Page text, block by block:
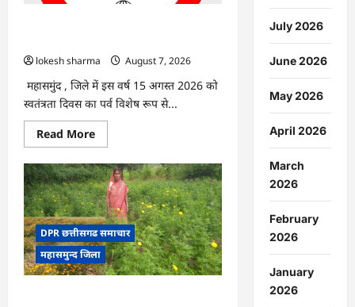
कार्यशाला
आयोजित
lokesh sharma
August 7, 2026
महासमुंद , जिले में इस वर्ष 15 अगस्त 2026 को
स्वतंत्रता दिवस का पर्व विशेष रूप से...
Read MoreRead
more
CG
:
15
अगस्त
को
जिले
में
आजादी
का
जश्न
साक्षरता
DPR छत्तीसगढ समाचार
महासमुन्द जिला
July 2026
June 2026
May 2026
April 2026
March
2026
February
2026
January
2026